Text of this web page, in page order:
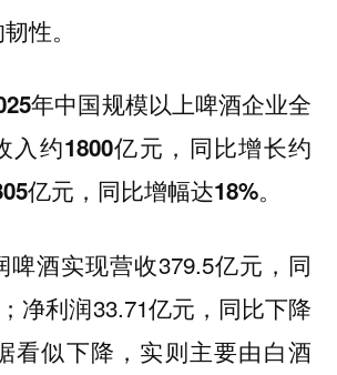
性。
年中国规模以上啤酒企业全
入约1800亿元，同比增长约
亿元，同比增幅达18%。
啤酒实现营收379.5亿元，同
净利润33.71亿元，同比下降
看似下降，实则主要由白酒